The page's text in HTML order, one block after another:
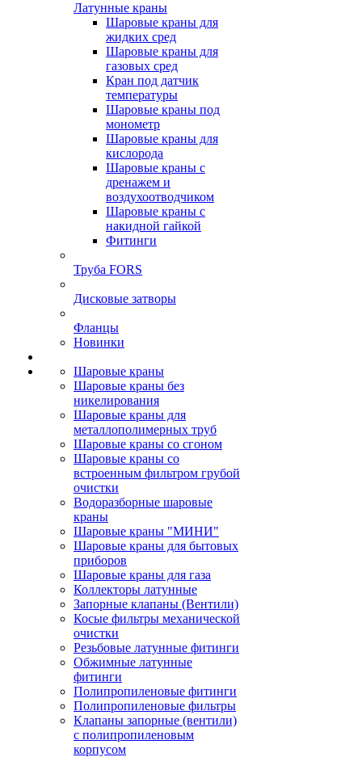
Латунные краны
Шаровые краны для
жидких сред
Шаровые краны для
газовых сред
Кран под датчик
температуры
Шаровые краны под
монометр
Шаровые краны для
кислорода
Шаровые краны с
дренажем и
воздухоотводчиком
Шаровые краны с
накидной гайкой
Фитинги
Труба FORS
Дисковые затворы
Фланцы
Новинки
Шаровые краны
Шаровые краны без
никелирования
Шаровые краны для
металлополимерных труб
Шаровые краны со сгоном
Шаровые краны со
встроенным фильтром грубой
очистки
Водоразборные шаровые
краны
Шаровые краны "МИНИ"
Шаровые краны для бытовых
приборов
Шаровые краны для газа
Коллекторы латунные
Запорные клапаны (Вентили)
Косые фильтры механической
очистки
Резьбовые латунные фитинги
Обжимные латунные
фитинги
Полипропиленовые фитинги
Полипропиленовые фильтры
Клапаны запорные (вентили)
с полипропиленовым
корпусом